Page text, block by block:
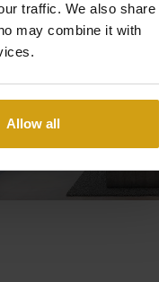
traffic. We also share
may combine it with
Allow all